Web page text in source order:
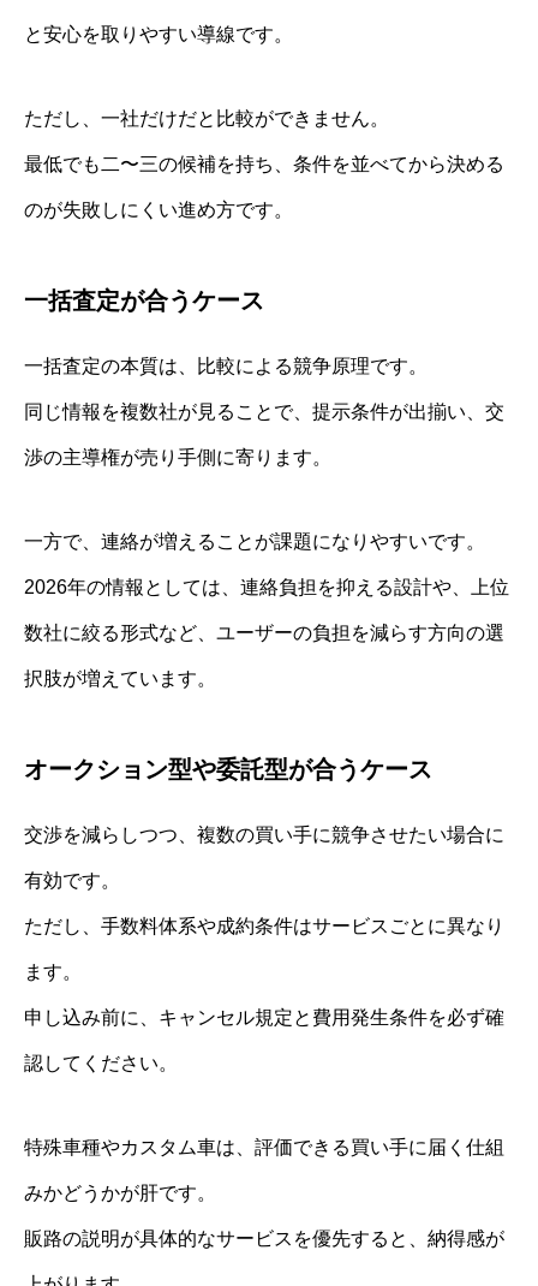
と安心を取りやすい導線です。
ただし、一社だけだと比較ができません。
最低でも二〜三の候補を持ち、条件を並べてから決める
のが失敗しにくい進め方です。
一括査定が合うケース
一括査定の本質は、比較による競争原理です。
同じ情報を複数社が見ることで、提示条件が出揃い、交
渉の主導権が売り手側に寄ります。
一方で、連絡が増えることが課題になりやすいです。
2026年の情報としては、連絡負担を抑える設計や、上位
数社に絞る形式など、ユーザーの負担を減らす方向の選
択肢が増えています。
オークション型や委託型が合うケース
交渉を減らしつつ、複数の買い手に競争させたい場合に
有効です。
ただし、手数料体系や成約条件はサービスごとに異なり
ます。
申し込み前に、キャンセル規定と費用発生条件を必ず確
認してください。
特殊車種やカスタム車は、評価できる買い手に届く仕組
みかどうかが肝です。
販路の説明が具体的なサービスを優先すると、納得感が